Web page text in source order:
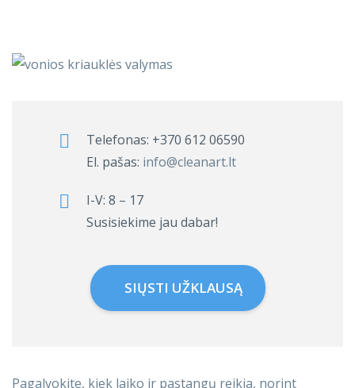
Telefonas: +370 612 06590
El. pašas: info@cleanart.lt
I-V: 8 – 17
Susisiekime jau dabar!
SIŲSTI UŽKLAUSĄ
Pagalvokite, kiek laiko ir pastangų reikia, norint